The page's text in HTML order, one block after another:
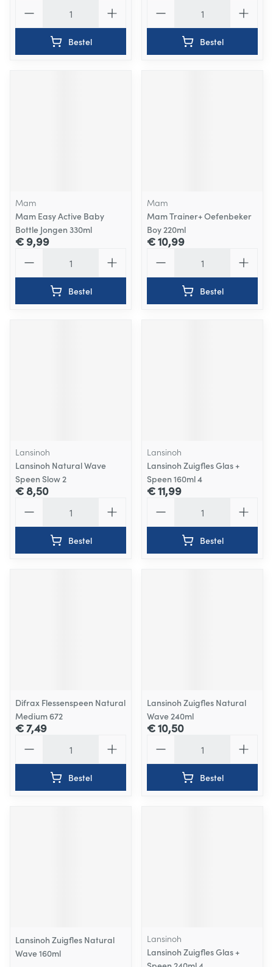
Bestel Bestel
Mam
Mam Easy Active Baby
Bottle Jongen 330ml
€ 9,99
Bestel
Mam
Mam Trainer+ Oefenbeker
Boy 220ml
€ 10,99
Bestel
Lansinoh
Lansinoh Natural Wave
Speen Slow 2
€ 8,50
Bestel
Lansinoh
Lansinoh Zuigfles Glas +
Speen 160ml 4
€ 11,99
Bestel
Difrax Flessenspeen Natural
Medium 672
€ 7,49
Bestel
Lansinoh Zuigfles Natural
Wave 240ml
€ 10,50
Bestel
Lansinoh Zuigfles Natural
Wave 160ml
Lansinoh
Lansinoh Zuigfles Glas +